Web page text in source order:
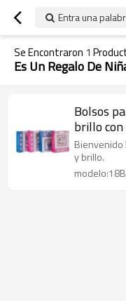
Entra una
Se Encontraron 1
Es Un Regalo De
Bolsos
brillo
Packing
Bienvenido
y brillo.